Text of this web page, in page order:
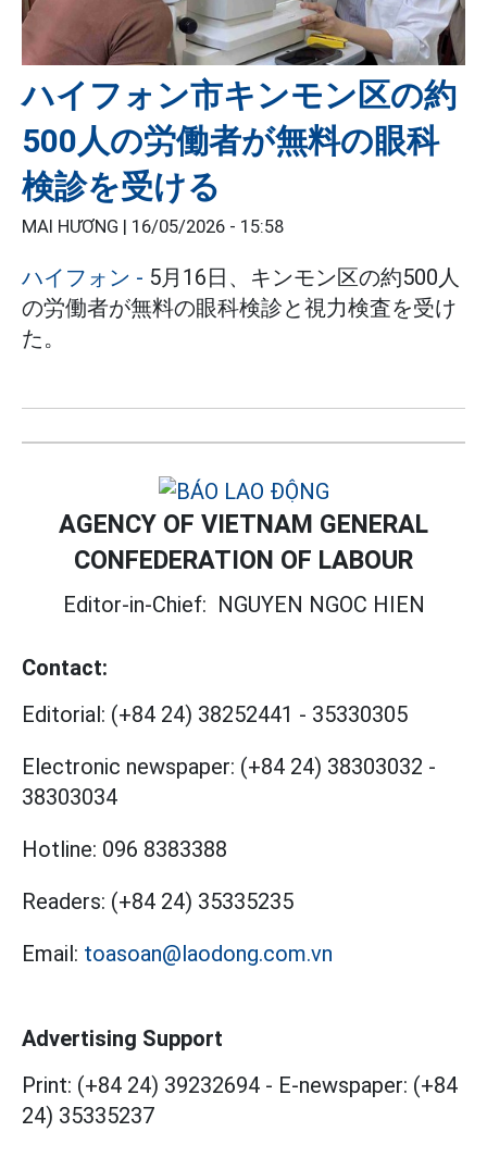
ハイフォン市キンモン区の約
500人の労働者が無料の眼科
検診を受ける
MAI HƯƠNG | 16/05/2026 - 15:58
ハイフォン - 5月16日、キンモン区の約500人
の労働者が無料の眼科検診と視力検査を受け
た。
AGENCY OF VIETNAM GENERAL
CONFEDERATION OF LABOUR
Editor-in-Chief: NGUYEN NGOC HIEN
Contact:
Editorial: (+84 24) 38252441 - 35330305
Electronic newspaper: (+84 24) 38303032 -
38303034
Hotline: 096 8383388
Readers: (+84 24) 35335235
Email: toasoan@laodong.com.vn
Advertising Support
Print: (+84 24) 39232694 - E-newspaper: (+84
24) 35335237